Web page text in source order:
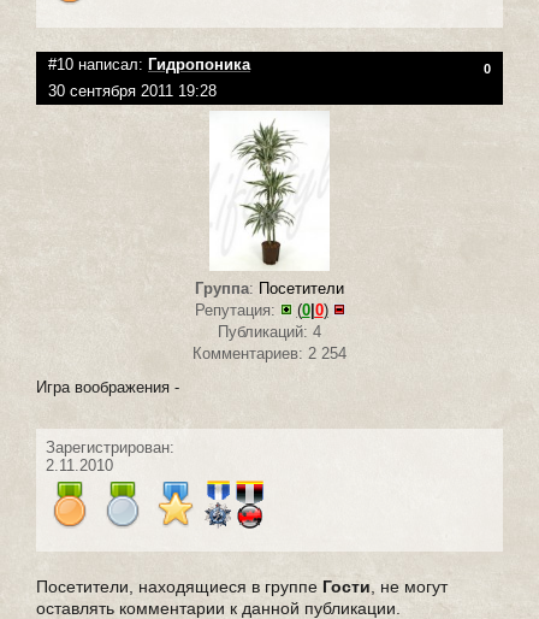
#10 написал: Гидропоника 0
30 сентября 2011 19:28
Группа: Посетители
Репутация:
(0| 0)
Публикаций: 4
Комментариев: 2 254
Игра воображения -
Зарегистрирован:
2.11.2010
Посетители, находящиеся в группе Гости , не могут
оставлять комментарии к данной публикации.